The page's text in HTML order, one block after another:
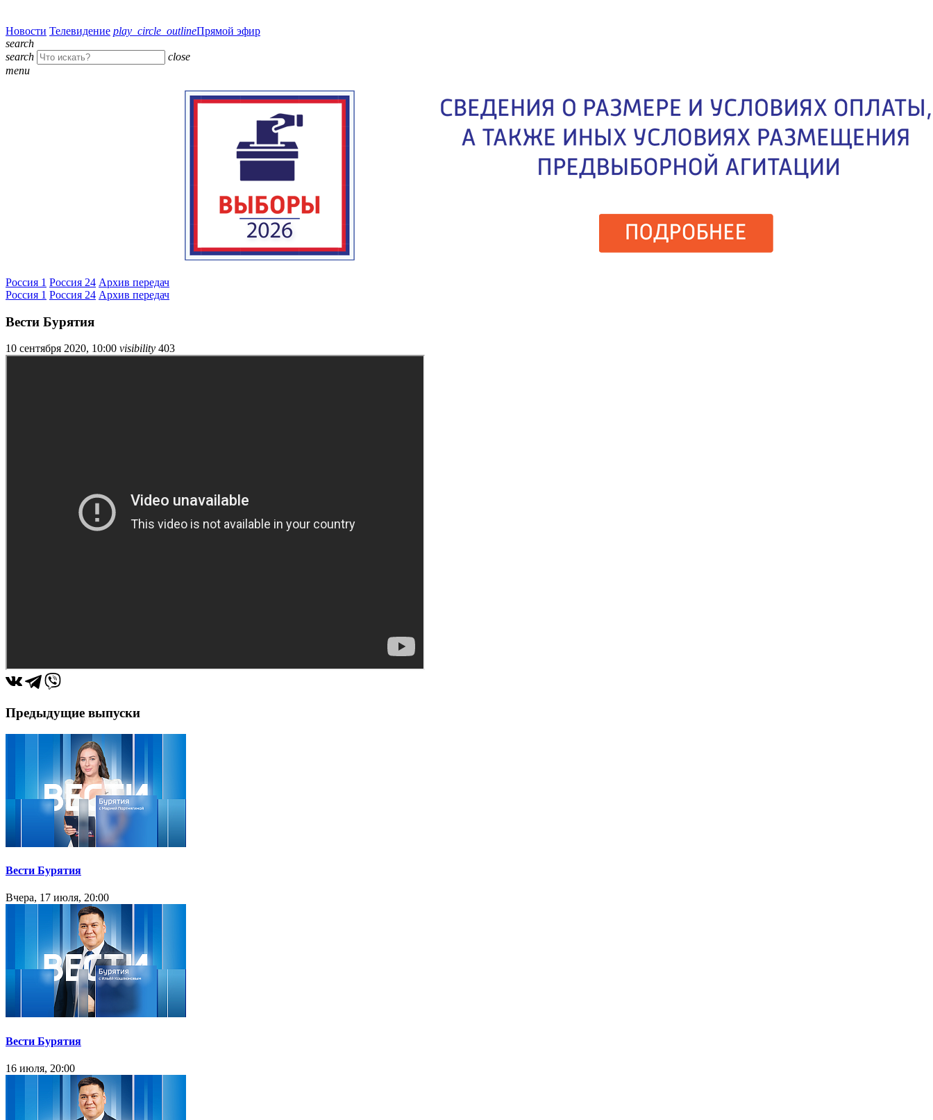
Новости Телевидение play_circle_outlineПрямой эфир
search
search
close
menu
Россия 1 Россия 24 Архив передач
Россия 1 Россия 24 Архив передач
Вести Бурятия
10 сентября 2020, 10:00 visibility 403
Предыдущие выпуски
Вести Бурятия
Вчера, 17 июля, 20:00
Вести Бурятия
16 июля, 20:00